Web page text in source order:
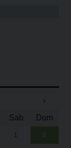
›
Sab Dom
1 2